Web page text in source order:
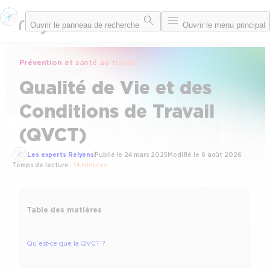
Aller
au
Ouvrir le panneau de recherche Ouvrir le menu principal
Prévention et santé au travail
Qualité de Vie et des
Conditions de Travail
(QVCT)
Les experts Relyens Publié le 24 mars 2025Modifié le 6 août 2026
Temps de lecture :14 minutes
Table des matières
Qu’est-ce que la QVCT ?